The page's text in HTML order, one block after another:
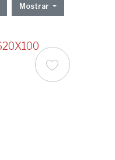
Mostrar